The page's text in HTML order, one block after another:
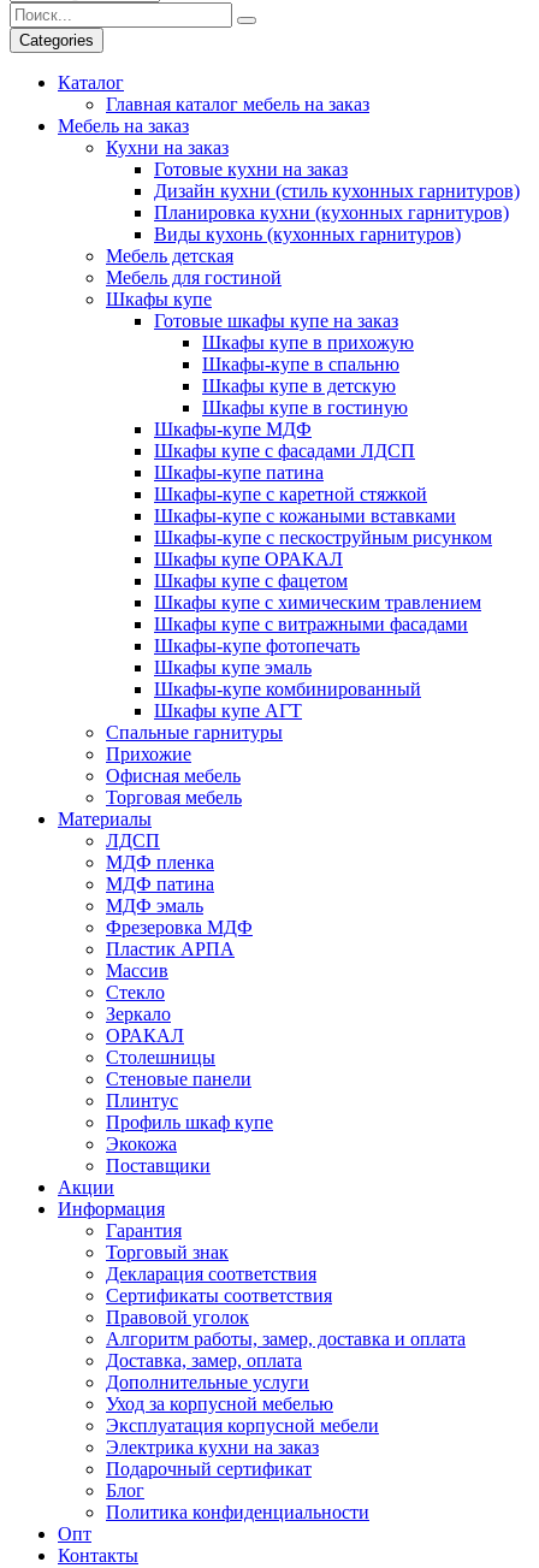
Categories
Каталог
Главная каталог мебель на заказ
Мебель на заказ
Кухни на заказ
Готовые кухни на заказ
Дизайн кухни (стиль кухонных гарнитуров)
Планировка кухни (кухонных гарнитуров)
Виды кухонь (кухонных гарнитуров)
Мебель детская
Мебель для гостиной
Шкафы купе
Готовые шкафы купе на заказ
Шкафы купе в прихожую
Шкафы-купе в спальню
Шкафы купе в детскую
Шкафы купе в гостиную
Шкафы-купе МДФ
Шкафы купе с фасадами ЛДСП
Шкафы-купе патина
Шкафы-купе с каретной стяжкой
Шкафы-купе с кожаными вставками
Шкафы-купе с пескоструйным рисунком
Шкафы купе ОРАКАЛ
Шкафы купе с фацетом
Шкафы купе с химическим травлением
Шкафы купе с витражными фасадами
Шкафы-купе фотопечать
Шкафы купе эмаль
Шкафы-купе комбинированный
Шкафы купе АГТ
Спальные гарнитуры
Прихожие
Офисная мебель
Торговая мебель
Материалы
ЛДСП
МДФ пленка
МДФ патина
МДФ эмаль
Фрезеровка МДФ
Пластик АРПА
Массив
Стекло
Зеркало
ОРАКАЛ
Столешницы
Стеновые панели
Плинтус
Профиль шкаф купе
Экокожа
Поставщики
Акции
Информация
Гарантия
Торговый знак
Декларация соответствия
Сертификаты соответствия
Правовой уголок
Алгоритм работы, замер, доставка и оплата
Доставка, замер, оплата
Дополнительные услуги
Уход за корпусной мебелью
Эксплуатация корпусной мебели
Электрика кухни на заказ
Подарочный сертификат
Блог
Политика конфиденциальности
Опт
Контакты